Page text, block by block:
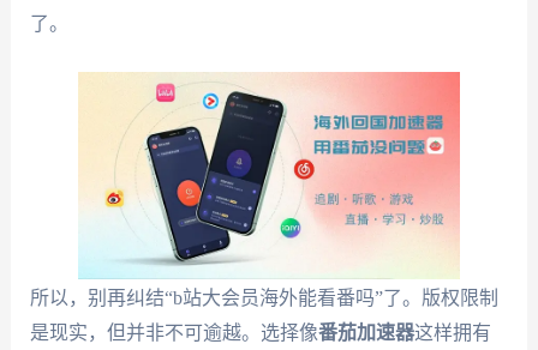
了。
所以，别再纠结“b站大会员海外能看番吗”了。版权限制
是现实，但并非不可逾越。选择像番茄加速器这样拥有